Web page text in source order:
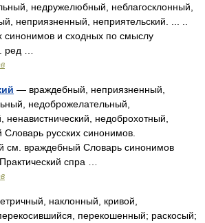
недружелюбный, неблагосклонный,
неприязненный, неприятельский. ... ..
синонимов и сходных по смыслу
ред …
— враждебный, неприязненный,
недоброжелательный,
недоброхотный,
русских синонимов.
см. враждебный Словарь синонимов
спра …
наклонный, кривой,
перекошенный; раскосый;